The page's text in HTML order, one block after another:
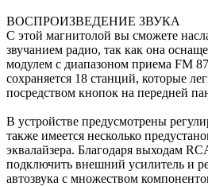
ВОСПРОИЗВЕДЕНИЕ ЗВУКА
С этой магнитолой вы сможете
звучанием радио, так как она
модулем c диапазоном приема FM
сохраняется 18 станций, которые
посредством кнопок на передней
В устройстве предусмотрены
также имеется несколько
эквалайзера. Благодаря выходам
подключить внешний усилитель и
автозвука с множеством